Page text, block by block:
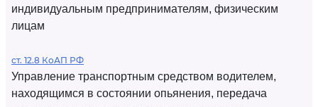
индивидуальным предпринимателям, физическим
лицам
ст. 12.8 КоАП РФ
Управление транспортным средством водителем,
находящимся в состоянии опьянения, передача